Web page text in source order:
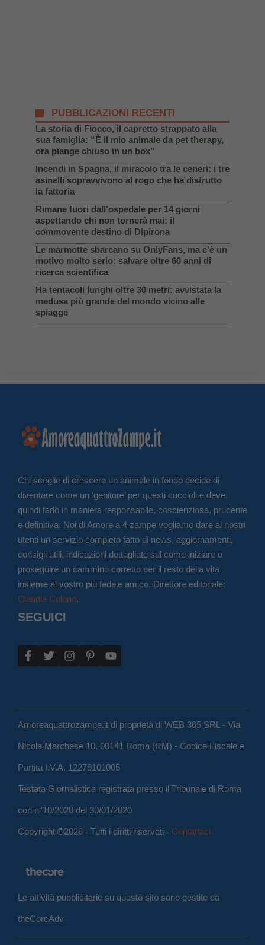
PUBBLICAZIONI RECENTI
La storia di Fiocco, il capretto strappato alla
sua famiglia: “È il mio animale da pet therapy,
ora piange chiuso in un box”
Incendi in Spagna, il miracolo tra le ceneri: i tre
asinelli sopravvivono al rogo che ha distrutto
la fattoria
Rimane fuori dall’ospedale per 14 giorni
aspettando chi non tornerà mai: il
commovente destino di Dipirona
Le marmotte sbarcano su OnlyFans, ma c’è un
motivo molto serio: salvare oltre 60 anni di
ricerca scientifica
Ha tentacoli lunghi oltre 30 metri: avvistata la
medusa più grande del mondo vicino alle
spiagge
Chi sceglie di crescere un animale in fondo decide di
diventare come un ‘genitore’ per questi cuccioli e deve
quindi farlo in maniera responsabile, coscienziosa, prudente
e definitiva. Noi di Amore a 4 zampe vogliamo dare ai nostri
utenti un servizio completo fatto di news, aggiornamenti,
consigli utili, indicazioni dettagliate sul come iniziare e
proseguire un cammino corretto per il resto della vita
insieme al vostro più fedele amico. Direttore editoriale:
Claudia Colono.
SEGUICI
Amoreaquattrozampe.it di proprietà di WEB 365 SRL - Via
Nicola Marchese 10, 00141 Roma (RM) - Codice Fiscale e
Partita I.V.A. 12279101005
Testata Giornalistica registrata presso il Tribunale di Roma
con n°10/2020 del 30/01/2020
Copyright ©2026 - Tutti i diritti riservati - Contattaci
Le attività pubblicitarie su questo sito sono gestite da
theCoreAdv